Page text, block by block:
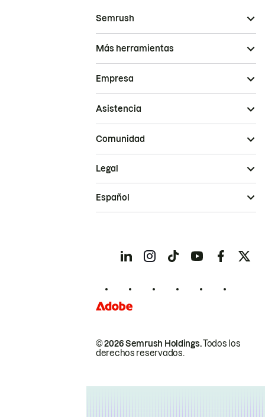
Semrush
Más herramientas
Empresa
Asistencia
Comunidad
© 2026 Semrush Holdings.Todos los
derechos reservados.
Legal
Español